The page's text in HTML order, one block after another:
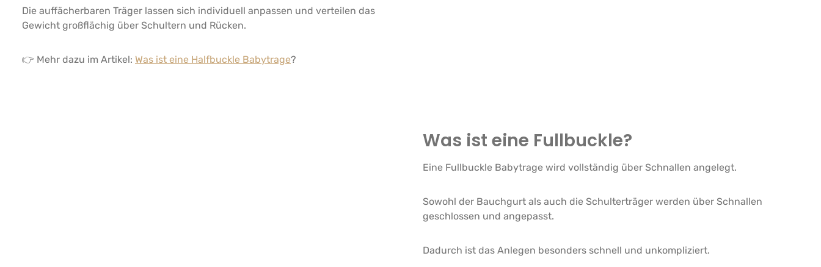
Die auffächerbaren Träger lassen sich individuell anpassen und verteilen das
Gewicht großflächig über Schultern und Rücken.
👉 Mehr dazu im Artikel: Was ist eine Halfbuckle Babytrage?
Was ist eine Fullbuckle?
Eine Fullbuckle Babytrage wird vollständig über Schnallen angelegt.
Sowohl der Bauchgurt als auch die Schulterträger werden über Schnallen
geschlossen und angepasst.
Dadurch ist das Anlegen besonders schnell und unkompliziert.